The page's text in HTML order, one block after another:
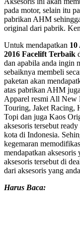
pada motor, selain itu
pabrikan AHM
original dari pabrik.
Untuk mendapatkan 10
2016 Facelift Terbaik
dan apabila anda ingin
sebaiknya membeli
paketan akan
atas pabrikan AHM
Apparel resmi All New
Touring, Jaket Racing,
Topi dan juga Kaos
aksesoris tersebut
kota di Indonesia.
kegemaran
mendapatkan
aksesoris tersebut di
dari aksesoris yang
Harus Baca: